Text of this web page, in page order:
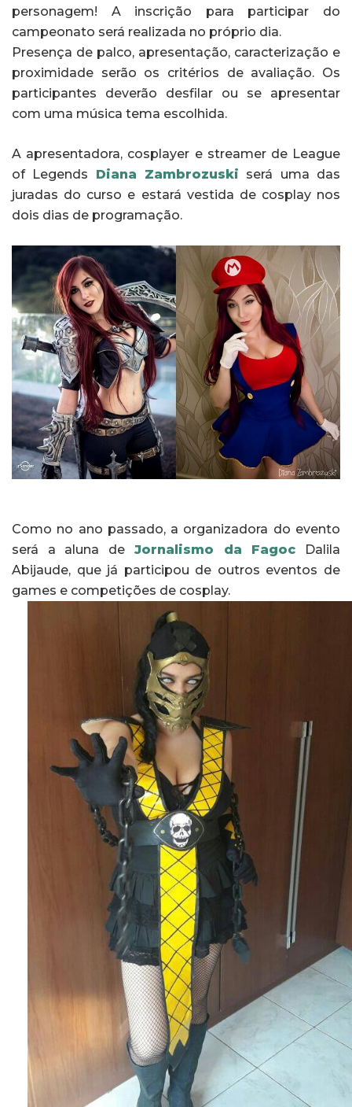
personagem! A inscrição para participar do
campeonato será realizada no próprio dia.
Presença de palco, apresentação, caracterização e
proximidade serão os critérios de avaliação. Os
participantes deverão desfilar ou se apresentar
com uma música tema escolhida.
A apresentadora, cosplayer e streamer de League
of Legends Diana Zambrozuski será uma das
juradas do curso e estará vestida de cosplay nos
dois dias de programação.
Como no ano passado, a organizadora do evento
será a aluna de Jornalismo da Fagoc Dalila
Abijaude, que já participou de outros eventos de
games e competições de cosplay.